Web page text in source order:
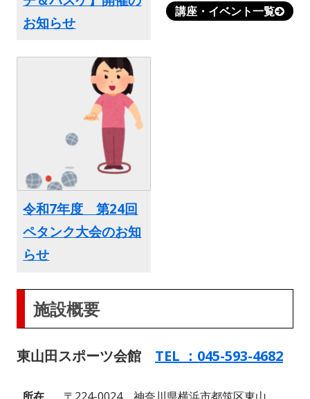
お知らせ
令和7年度 第24回
ペタンク大会のお知
らせ
講座・イベント一覧
施設概要
東山田スポーツ会館 TEL ：045-593-4682
所在 〒224-0024 神奈川県横浜市都筑区東山